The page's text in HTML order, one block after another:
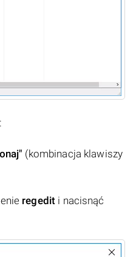
(kombinacja klawiszy
regedit i nacisnąć